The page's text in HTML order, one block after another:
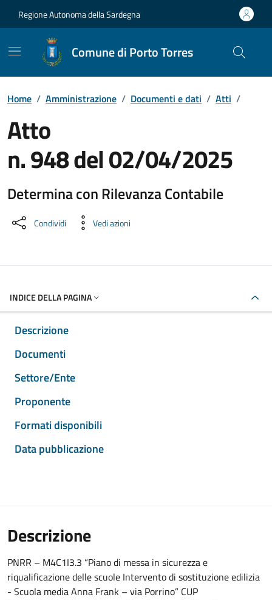
Regione Autonoma della Sardegna
Comune di Porto Torres
Home / Amministrazione / Documenti e dati / Atti /
Atto
n. 948 del 02/04/2025
Determina con Rilevanza Contabile
Dettaglio del documento
Condividi Vedi azioni
INDICE DELLA PAGINA
Descrizione
Documenti
Settore/Ente
Proponente
Formati disponibili
Data pubblicazione
Descrizione
PNRR – M4C1I3.3 “Piano di messa in sicurezza e
riqualificazione delle scuole Intervento di sostituzione edilizia
- Scuola media Anna Frank – via Porrino” CUP